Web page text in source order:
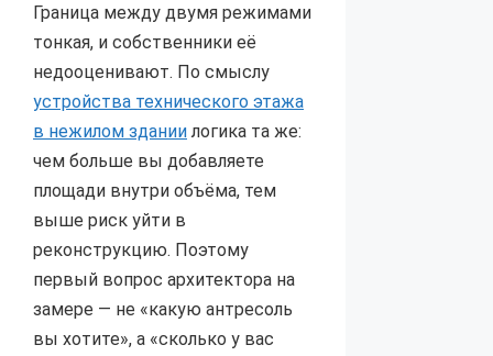
Граница между двумя режимами
тонкая, и собственники её
недооценивают. По смыслу
устройства технического этажа
в нежилом зданиилогика та же:
чем больше вы добавляете
площади внутри объёма, тем
выше риск уйти в
реконструкцию. Поэтому
первый вопрос архитектора на
замере — не «какую антресоль
вы хотите», а «сколько у вас